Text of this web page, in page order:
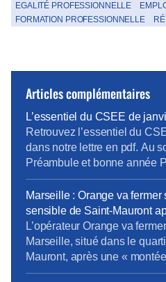
EGALITÉ PROFESSIONNELLE
FORMATION PROFESSIONNELLE
Articles complémentaires
L’essentiel du CSEE de
Retrouvez l’essentiel du
dans notre lettre en pdf. Au
Préambule et bonne année
va bien madame la
Neandertal Prochain CSEE
26 mars.
Marseille : Orange va
sensible de Saint-Mauront
Europe 1
L’opérateur Orange va
Marseille, situé dans le
Mauront, après une «
la direction régionale du